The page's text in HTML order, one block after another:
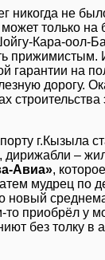
никогда не
только
Кара-оол-
прижимистым.
гарантии на
дорогу.
г.Кызыла
–
Авиа»,
мудрец по
новый
то приобрёл у
без толку в